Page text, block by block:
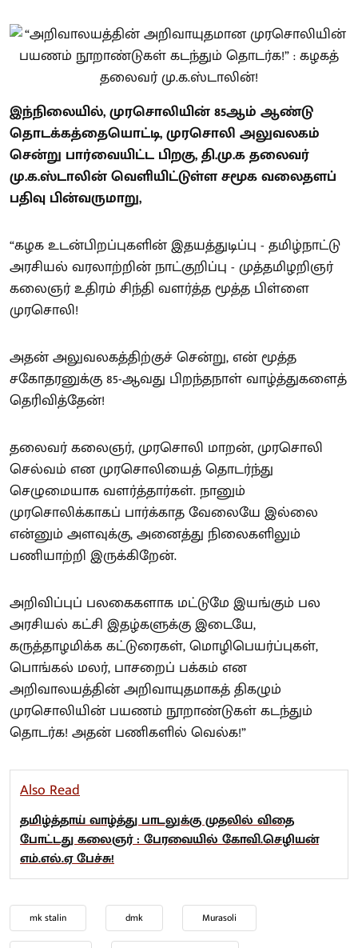
இந்நிலையில், முரசொலியின் 85ஆம் ஆண்டு
தொடக்கத்தையொட்டி, முரசொலி அலுவலகம்
சென்று பார்வையிட்ட பிறகு, தி.மு.க தலைவர்
மு.க.ஸ்டாலின் வெளியிட்டுள்ள சமூக வலைதளப்
பதிவு பின்வருமாறு,
“கழக உடன்பிறப்புகளின் இதயத்துடிப்பு - தமிழ்நாட்டு
அரசியல் வரலாற்றின் நாட்குறிப்பு - முத்தமிழறிஞர்
கலைஞர் உதிரம் சிந்தி வளர்த்த மூத்த பிள்ளை
முரசொலி!
அதன் அலுவலகத்திற்குச் சென்று, என் மூத்த
சகோதரனுக்கு 85-ஆவது பிறந்தநாள் வாழ்த்துகளைத்
தெரிவித்தேன்!
தலைவர் கலைஞர், முரசொலி மாறன், முரசொலி
செல்வம் என முரசொலியைத் தொடர்ந்து
செழுமையாக வளர்த்தார்கள். நானும்
முரசொலிக்காகப் பார்க்காத வேலையே இல்லை
என்னும் அளவுக்கு, அனைத்து நிலைகளிலும்
பணியாற்றி இருக்கிறேன்.
அறிவிப்புப் பலகைகளாக மட்டுமே இயங்கும் பல
அரசியல் கட்சி இதழ்களுக்கு இடையே,
கருத்தாழமிக்க கட்டுரைகள், மொழிபெயர்ப்புகள்,
பொங்கல் மலர், பாசறைப் பக்கம் என
அறிவாலயத்தின் அறிவாயுதமாகத் திகழும்
முரசொலியின் பயணம் நூறாண்டுகள் கடந்தும்
தொடர்க! அதன் பணிகளில் வெல்க!”
Also Read
தமிழ்த்தாய் வாழ்த்து பாடலுக்கு முதலில் விதை
போட்டது கலைஞர் : பேரவையில் கோவி.செழியன்
எம்.எல்.ஏ பேச்சு!
mk stalin dmk Murasoli